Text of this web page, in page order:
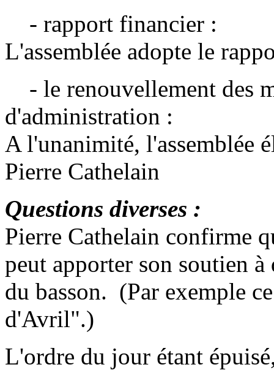
- rapport financier :
L'assemblée adopte le
- le renouvellement des
d'administration :
A l'unanimité, l'assemblée
Pierre Cathelain
Questions diverses :
Pierre Cathelain confirme
peut apporter son soutien
du basson. (Par exemple
d'Avril".)
L'ordre du jour étant